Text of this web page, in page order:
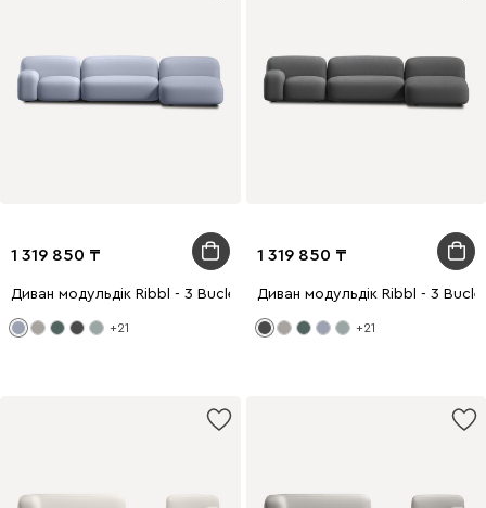
1 319 850
Диван модульдік Ribbl - 3 Bucle Lilac
+21
1 319 850
Диван модульдік Ribbl - 3
+21